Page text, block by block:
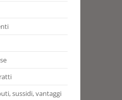
sussidi, vantaggi